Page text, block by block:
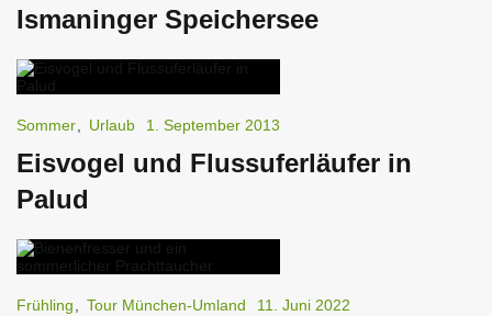
Ismaninger Speichersee
Sommer, Urlaub 1. September 2013
Eisvogel und Flussuferläufer in
Palud
Frühling, Tour München-Umland 11. Juni 2022